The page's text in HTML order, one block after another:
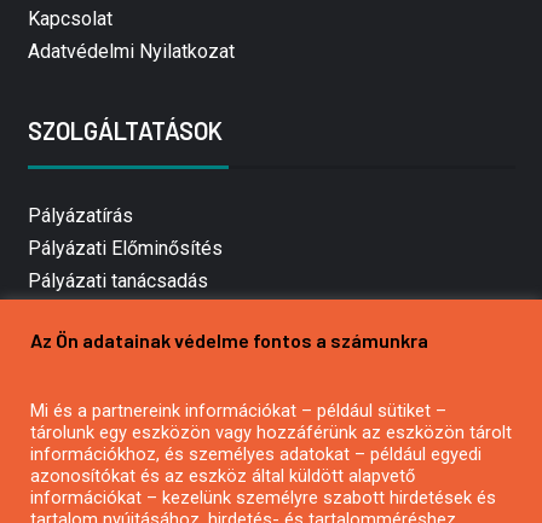
Kapcsolat
Adatvédelmi Nyilatkozat
SZOLGÁLTATÁSOK
Pályázatírás
Pályázati Előminősítés
Pályázati tanácsadás
Mezőgazdasági pályázatírás
Pályázatírás civil szervezeteknek
Pályázatírás önkormányzatoknak
Pályázatfigyelés
Specifikus pályázatfigyelés vagy hírlevél
Az Ön adatainak védelme fontos a számunkra
Mi és a partnereink információkat – például sütiket –
tárolunk egy eszközön vagy hozzáférünk az eszközön tárolt
információkhoz, és személyes adatokat – például egyedi
azonosítókat és az eszköz által küldött alapvető
információkat – kezelünk személyre szabott hirdetések és